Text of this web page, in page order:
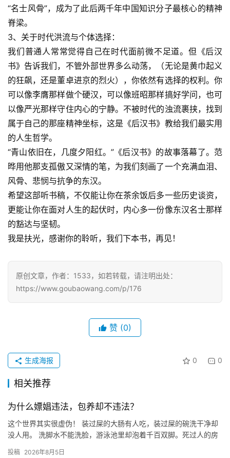
“名士风骨”，成为了此后两千年中国知识分子最核心的精神
脊梁。
3、关于时代洪流与个体选择：
我们普通人常常觉得自己在时代面前微不足道。但《后汉
书》告诉我们，不管外部世界多么动荡，（无论是黄巾起义
的狂飙，还是董卓进京的烈火），你依然有选择的权利。你
可以像李膺那样做个硬汉，可以像班昭那样搞好学问，也可
以像严光那样守住内心的宁静。不被时代的浊流裹挟，找到
属于自己的那座精神坐标，这是《后汉书》教给我们最实用
的人生哲学。
“青山依旧在，几度夕阳红。”《后汉书》的故事落幕了。范
晔用他那支孤傲又深情的笔，为我们刻画了一个充满血泪、
风骨、悲悯与抗争的东汉。
希望这部听书稿，不仅能让你在茶余饭后多一些历史谈资，
更能让你在面对人生的起伏时，内心多一份像东汉名士那样
的豁达与坚韧。
我是扶光，感谢你的聆听，我们下本书，再见！
原创文章，作者：1533，如若转载，请注明出处：
https://www.goubaowang.com/p/176
赞 (0)
0 0
生成海报
相关推荐
为什么嫖娼违法，包养却不违法？
这个世界其实很虚伪！ 装过屎的大肠有人吃，装过屎的碗洗干净却
没人用。 洗脚水不能洗脸，游泳池里却泡着千百双脚。死过人的房
投稿 2026年8月5日